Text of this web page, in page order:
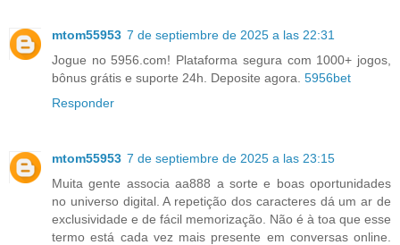
mtom55953 7 de septiembre de 2025 a las 22:31
Jogue no 5956.com! Plataforma segura com 1000+ jogos,
bônus grátis e suporte 24h. Deposite agora. 5956bet
Responder
mtom55953 7 de septiembre de 2025 a las 23:15
Muita gente associa aa888 a sorte e boas oportunidades
no universo digital. A repetição dos caracteres dá um ar de
exclusividade e de fácil memorização. Não é à toa que esse
termo está cada vez mais presente em conversas online.